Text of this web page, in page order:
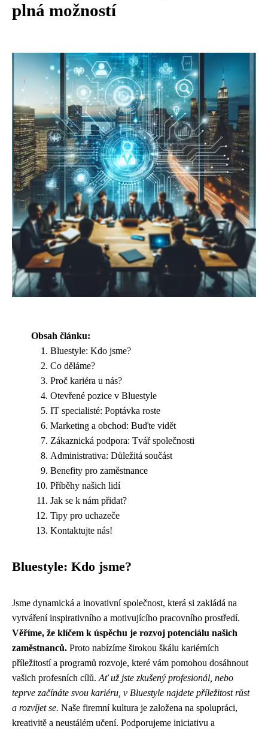
plná možností
Obsah článku:
Bluestyle: Kdo jsme?
Co děláme?
Proč kariéra u nás?
Otevřené pozice v Bluestyle
IT specialisté: Poptávka roste
Marketing a obchod: Buďte vidět
Zákaznická podpora: Tvář společnosti
Administrativa: Důležitá součást
Benefity pro zaměstnance
Příběhy našich lidí
Jak se k nám přidat?
Tipy pro uchazeče
Kontaktujte nás!
Bluestyle: Kdo jsme?
Jsme dynamická a inovativní společnost, která si zakládá na
vytváření inspirativního a motivujícího pracovního prostředí.
Věříme, že klíčem k úspěchu je rozvoj potenciálu našich
zaměstnanců. Proto nabízíme širokou škálu kariérních
příležitostí a programů rozvoje, které vám pomohou dosáhnout
vašich profesních cílů. Ať už jste zkušený profesionál, nebo
teprve začínáte svou kariéru, v Bluestyle najdete příležitost růst
a rozvíjet se. Naše firemní kultura je založena na spolupráci,
kreativitě a neustálém učení. Podporujeme iniciativu a